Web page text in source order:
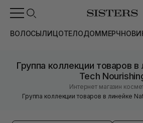
ВОЛОСЫЛИЦОТЕЛОДОММЕРЧ
Группа коллекции товаров в
Tech
Интернет магазин
Группа коллекции товаров в линейке